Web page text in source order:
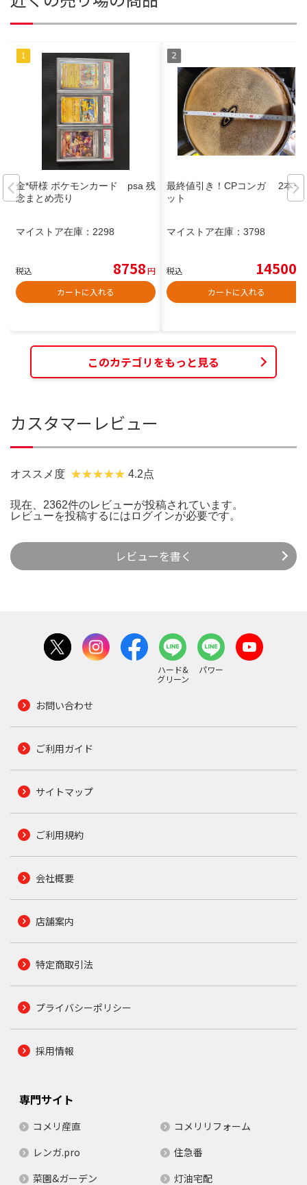
金*研様 ポケモンカード psa 残
念まとめ売り
マイストア在庫： 2298
税込 8758円
カートに入れる
最終値引き！CPコンガ 2本セ
ット
マイストア在庫： 3798
税込 14500
カートに入れる
このカテゴリをもっと見る
カスタマーレビュー
オススメ度 4.2点
現在、2362件のレビューが投稿されています。
レビューを投稿するには ログインが必要です。
レビューを書く
ハード&
グリーン
パワー
お問い合わせ
ご利用ガイド
サイトマップ
ご利用規約
会社概要
店舗案内
特定商取引法
プライバシーポリシー
採用情報
専門サイト
コメリ産直
コメリリフォーム
レンガ.pro
住急番
菜園&ガーデン
灯油宅配